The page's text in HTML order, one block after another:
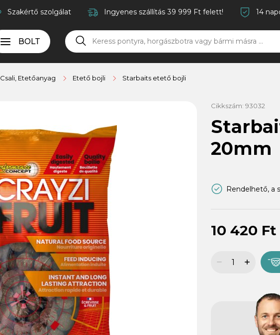
Szakértő szolgálat Ingyenes szállítás 39 999 Ft felett! 14
BOLT
Csali, Etetőanyag Etető bojli Starbaits etető bojli
Cikkszám: 93032
20mm
Rendelhető, a
10 420 Ft